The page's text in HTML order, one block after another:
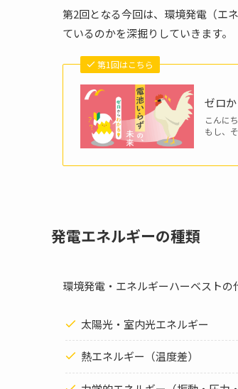
第2回となる今回は、環境発電（エ
ているのかを深掘りしていきます。
第1回はこちら
ゼロ
こんに
もし、
発電エネルギーの種類
環境発電・エネルギーハーベストの
太陽光・室内光エネルギー
熱エネルギー（温度差）